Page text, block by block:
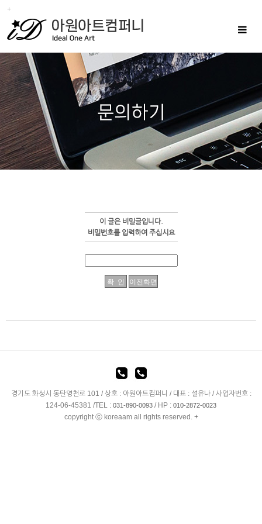
Toggle
이 글은 비밀글입니다.
비밀번호를 입력하여 주십시요
경기도 화성시 동탄영천로 101 / 상호 : 아원아트컴퍼니 / 대표 : 설유나 / 사업자번호 :
124-06-45381 /TEL : 031-890-0093 / HP : 010-2872-0023
copyright ⓒ koreaam all rights reserved. +